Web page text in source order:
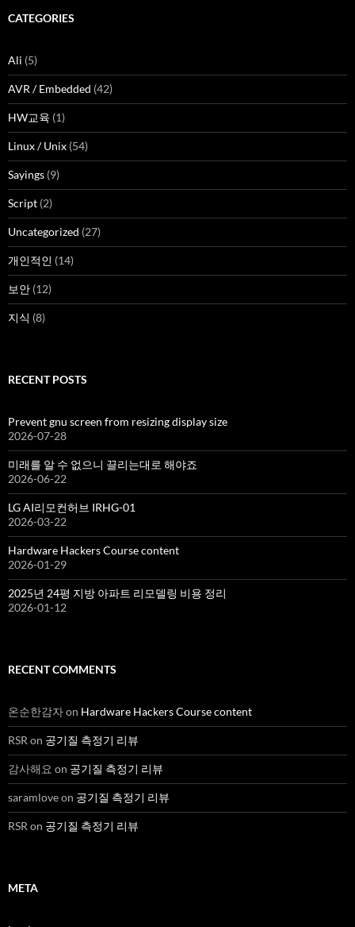
CATEGORIES
Ali (5)
AVR / Embedded (42)
HW교육 (1)
Linux / Unix (54)
Sayings (9)
Script (2)
Uncategorized (27)
개인적인 (14)
보안 (12)
지식 (8)
RECENT POSTS
Prevent gnu screen from resizing display size
2026-07-28
미래를 알 수 없으니 끌리는대로 해야죠
2026-06-22
LG AI리모컨허브 IRHG-01
2026-03-22
Hardware Hackers Course content
2026-01-29
2025년 24평 지방 아파트 리모델링 비용 정리
2026-01-12
RECENT COMMENTS
온순한감자on Hardware Hackers Course content
RSR on 공기질 측정기 리뷰
감사해요 on 공기질 측정기 리뷰
saramloveon 공기질 측정기 리뷰
RSR on 공기질 측정기 리뷰
META